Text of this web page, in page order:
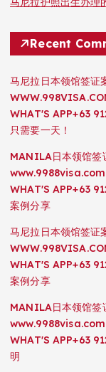
Recent
马尼拉日本领馆签证
WHAT'S APP+63
只需要一天！
MANILA日本领馆签
www.9988visa.com
WHAT'S APP+63
案例分享
马尼拉日本领馆签证
WHAT'S APP+63
案例分享
MANILA日本领馆签
www.9988visa.com
WHAT'S APP+63
明